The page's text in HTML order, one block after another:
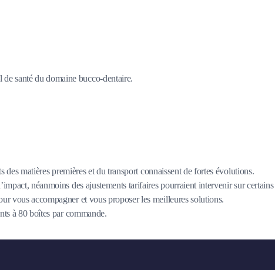
santé du domaine bucco-dentaire.
matières premières et du transport connaissent de fortes évolutions.
néanmoins des ajustements tarifaires pourraient intervenir sur
vous accompagner et vous proposer les meilleures solutions.
à 80 boîtes par commande.